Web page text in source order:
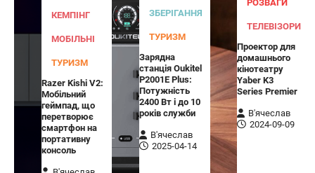
КЕМПІНГ
МОБІЛЬНІ
ТУРИЗМ
Razer Kishi V2:
Мобільний
геймпад, що
перетворює
смартфон на
портативну
консоль
ЗБЕРІГАННЯ
ТУРИЗМ
Зарядна
станція Oukitel
P2001E Plus:
Потужність
2400 Вт і до 10
років служби
В'ячеслав
2025-04-14
РОЗВАГИ
ТЕЛЕВІЗОРИ
Проектор для
домашнього
кінотеатру
Yaber K3
Series Premier
В'ячеслав
2024-09-09
Бездротовий контролер 8BitDo Lite
SE 2.4G для Xbox
В'ячеслав 2024-09-03
8BitDo Lite SE 2.4G — це компактний
бездротовий контролер, розроблений
спеціально для Xbox. Завдяки своєму…
АУДІО КОЛОНКИ
Бездротова колонка LG XBOOM Go
XG2T